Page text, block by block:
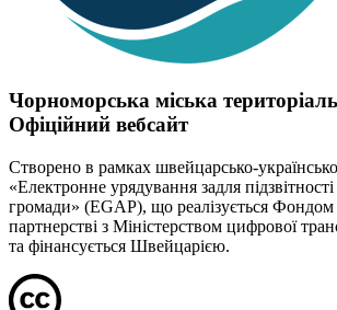
Чорноморська міська
Офіційний вебсайт
Створено в рамках швейцарсько-
«Електронне урядування задля
громади» (EGAP), що реалізується
партнерстві з Міністерством цифрової
та фінансується Швейцарією.